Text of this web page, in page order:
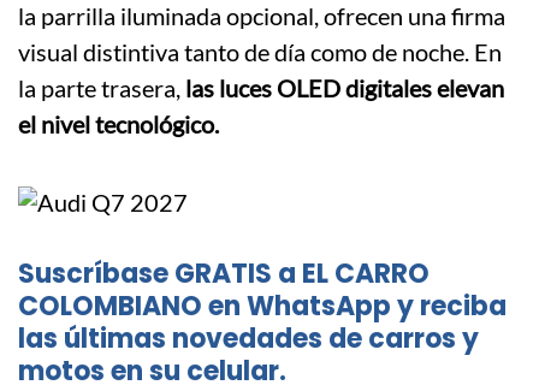
la parrilla iluminada opcional, ofrecen una firma
visual distintiva tanto de día como de noche. En
la parte trasera, las luces OLED digitales elevan
el nivel tecnológico.
Suscríbase GRATIS a EL CARRO
COLOMBIANO en WhatsApp y reciba
las últimas novedades de carros y
motos en su celular.